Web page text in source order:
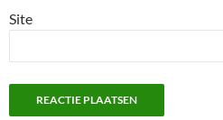
Site